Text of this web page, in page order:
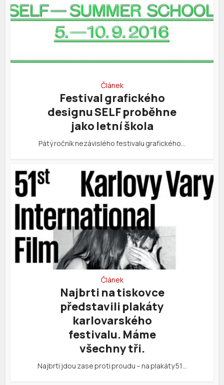
Článek
Festival grafického
designu SELF proběhne
jako letní škola
Pátý ročník nezávislého festivalu grafického…
Článek
Najbrti na tiskovce
představili plakáty
karlovarského
festivalu. Máme
všechny tři.
Najbrti jdou zase proti proudu – na plakáty 51…